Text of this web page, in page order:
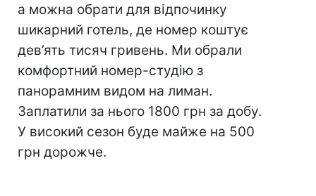
а можна обрати для відпочинку
шикарний готель, де номер коштує
дев’ять тисяч гривень. Ми обрали
комфортний номер-студію з
панорамним видом на лиман.
Заплатили за нього 1800 грн за добу.
У високий сезон буде майже на 500
грн дорожче.